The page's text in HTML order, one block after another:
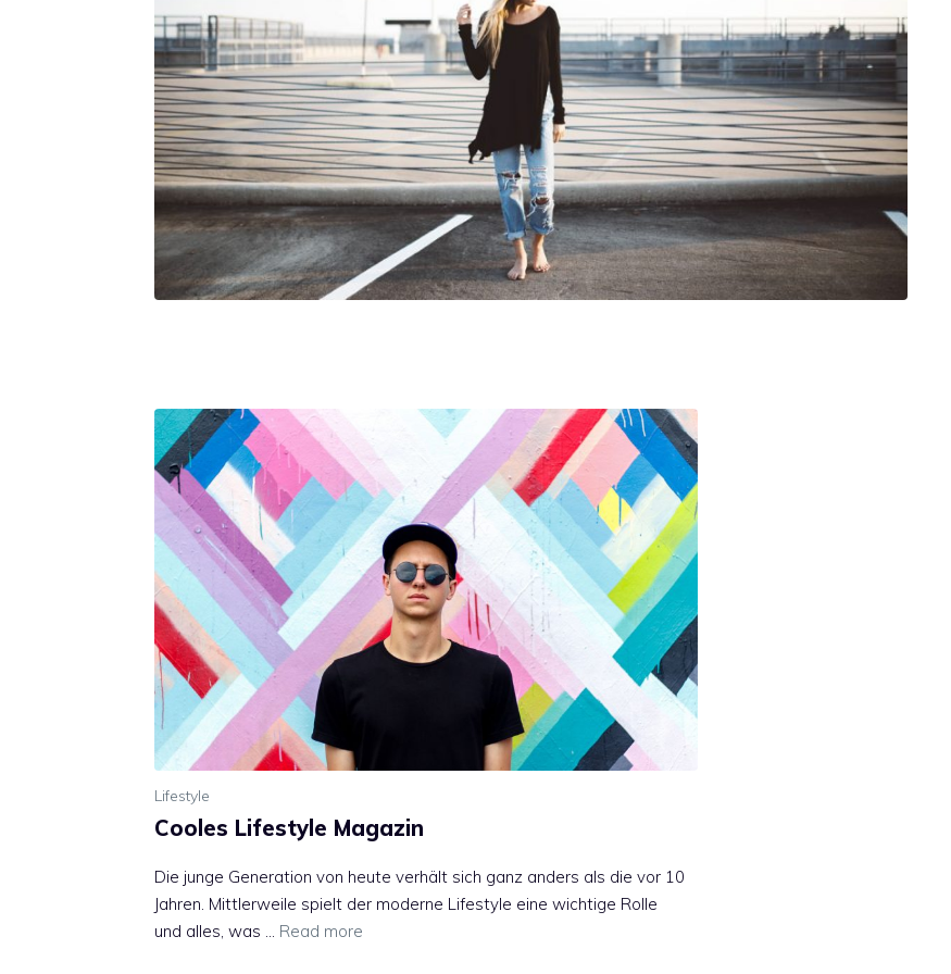
Lifestyle
Cooles Lifestyle Magazin
Die junge Generation von heute verhält sich ganz anders als die vor 10
Jahren. Mittlerweile spielt der moderne Lifestyle eine wichtige Rolle
und alles, was … Read more